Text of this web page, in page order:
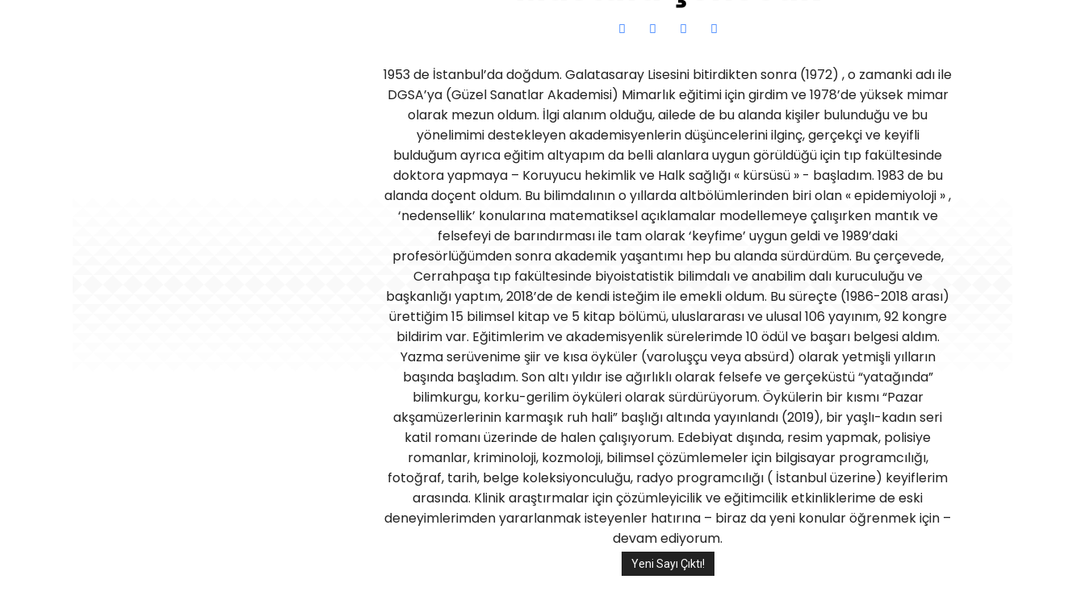
1953 de İstanbul’da doğdum. Galatasaray Lisesini bitirdikten sonra (1972) , o zamanki adı ile
DGSA’ya (Güzel Sanatlar Akademisi) Mimarlık eğitimi için girdim ve 1978’de yüksek mimar
olarak mezun oldum. İlgi alanım olduğu, ailede de bu alanda kişiler bulunduğu ve bu
yönelimimi destekleyen akademisyenlerin düşüncelerini ilginç, gerçekçi ve keyifli
bulduğum ayrıca eğitim altyapım da belli alanlara uygun görüldüğü için tıp fakültesinde
doktora yapmaya – Koruyucu hekimlik ve Halk sağlığı « kürsüsü » - başladım. 1983 de bu
alanda doçent oldum. Bu bilimdalının o yıllarda altbölümlerinden biri olan « epidemiyoloji » ,
‘nedensellik’ konularına matematiksel açıklamalar modellemeye çalışırken mantık ve
felsefeyi de barındırması ile tam olarak ‘keyfime’ uygun geldi ve 1989’daki
profesörlüğümden sonra akademik yaşantımı hep bu alanda sürdürdüm. Bu çerçevede,
Cerrahpaşa tıp fakültesinde biyoistatistik bilimdalı ve anabilim dalı kuruculuğu ve
başkanlığı yaptım, 2018’de de kendi isteğim ile emekli oldum. Bu süreçte (1986-2018 arası)
ürettiğim 15 bilimsel kitap ve 5 kitap bölümü, uluslararası ve ulusal 106 yayınım, 92 kongre
bildirim var. Eğitimlerim ve akademisyenlik sürelerimde 10 ödül ve başarı belgesi aldım.
Yazma serüvenime şiir ve kısa öyküler (varoluşçu veya absürd) olarak yetmişli yılların
başında başladım. Son altı yıldır ise ağırlıklı olarak felsefe ve gerçeküstü “yatağında”
bilimkurgu, korku-gerilim öyküleri olarak sürdürüyorum. Öykülerin bir kısmı “Pazar
akşamüzerlerinin karmaşık ruh hali” başlığı altında yayınlandı (2019), bir yaşlı-kadın seri
katil romanı üzerinde de halen çalışıyorum. Edebiyat dışında, resim yapmak, polisiye
romanlar, kriminoloji, kozmoloji, bilimsel çözümlemeler için bilgisayar programcılığı,
fotoğraf, tarih, belge koleksiyonculuğu, radyo programcılığı ( İstanbul üzerine) keyiflerim
arasında. Klinik araştırmalar için çözümleyicilik ve eğitimcilik etkinliklerime de eski
deneyimlerimden yararlanmak isteyenler hatırına – biraz da yeni konular öğrenmek için –
devam ediyorum.
Yeni Sayı Çıktı!